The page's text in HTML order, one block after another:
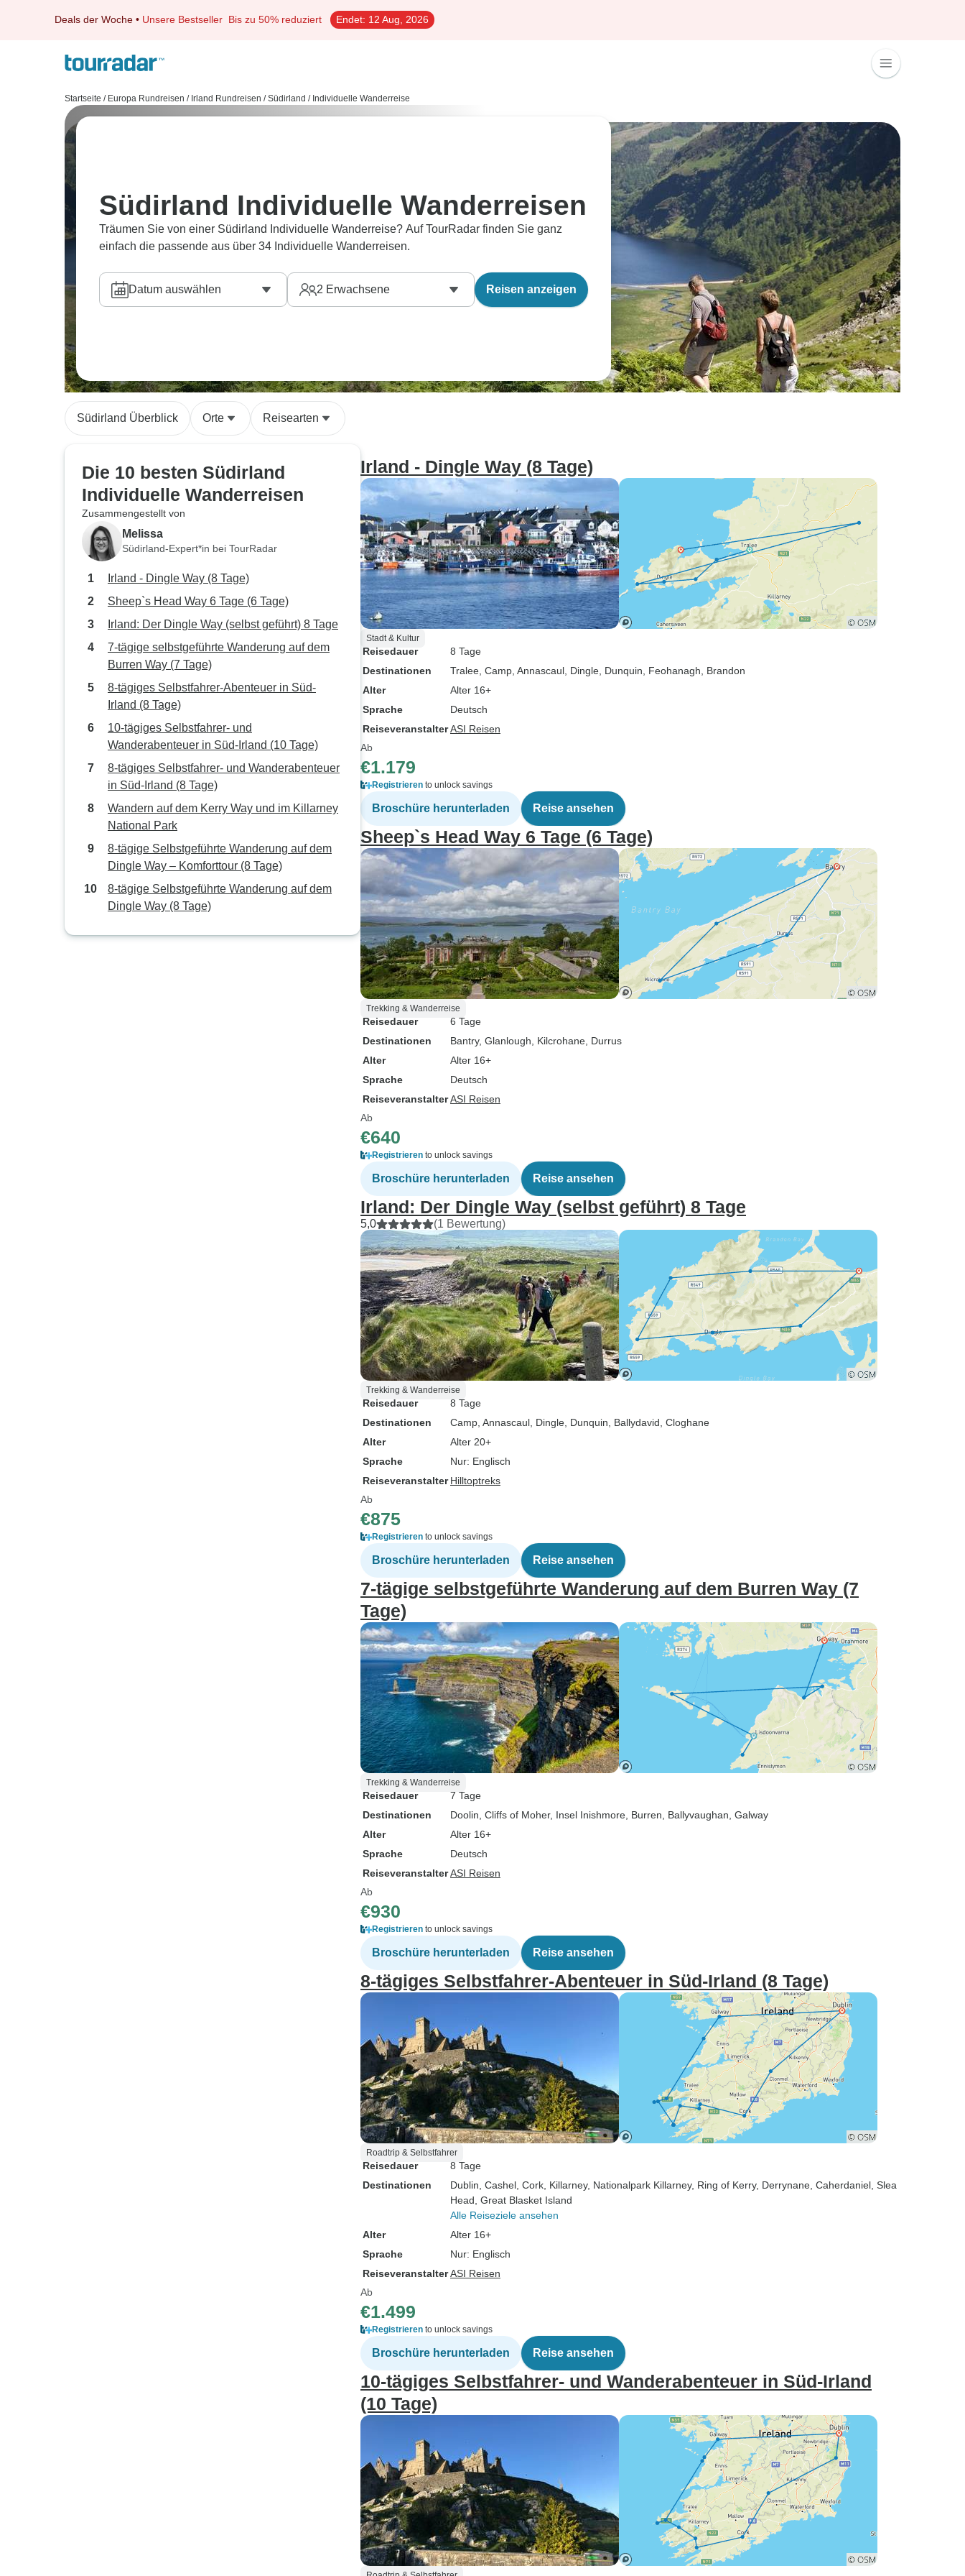
Deals der Woche • Unsere Bestseller Bis zu 50% reduziert Endet: 12 Aug, 2026
Startseite / Europa Rundreisen / Irland Rundreisen / Südirland / Individuelle Wanderreise
Südirland Individuelle Wanderreisen
Träumen Sie von einer Südirland Individuelle Wanderreise? Auf TourRadar finden Sie ganz
einfach die passende aus über 34 Individuelle Wanderreisen.
Datum auswählen 2 Erwachsene Reisen anzeigen
Südirland Überblick Orte Reisearten
Die 10 besten Südirland
Individuelle Wanderreisen
Zusammengestellt von
Melissa
Südirland-Expert*in bei TourRadar
Irland - Dingle Way (8 Tage)
Sheep`s Head Way 6 Tage (6 Tage)
Irland: Der Dingle Way (selbst geführt) 8 Tage
7-tägige selbstgeführte Wanderung auf dem
Burren Way (7 Tage)
8‑tägiges Selbstfahrer-Abenteuer in Süd-
Irland (8 Tage)
10‑tägiges Selbstfahrer- und
Wanderabenteuer in Süd-Irland (10 Tage)
8‑tägiges Selbstfahrer- und Wanderabenteuer
in Süd-Irland (8 Tage)
Wandern auf dem Kerry Way und im Killarney
National Park
8‑tägige Selbstgeführte Wanderung auf dem
Dingle Way – Komforttour (8 Tage)
8‑tägige Selbstgeführte Wanderung auf dem
Dingle Way (8 Tage)
Irland - Dingle Way (8 Tage)
Stadt & Kultur
Reisedauer
8 Tage
Destinationen
Tralee , Camp , Annascaul , Dingle , Dunquin , Feohanagh , Brandon
Alter
Alter 16+
Sprache
Deutsch
ReiseveranstalterASI Reisen
Ab
€1.179
Registrieren to unlock savings
Broschüre herunterladen Reise ansehen
Sheep`s Head Way 6 Tage (6 Tage)
Trekking & Wanderreise
Reisedauer
6 Tage
Destinationen
Bantry, Glanlough , Kilcrohane , Durrus
Alter
Alter 16+
Sprache
Deutsch
ReiseveranstalterASI Reisen
Ab
€640
Registrieren to unlock savings
Broschüre herunterladen Reise ansehen
Irland: Der Dingle Way (selbst geführt) 8 Tage
5,0 (1 Bewertung)
Trekking & Wanderreise
Reisedauer
8 Tage
Destinationen
Camp , Annascaul , Dingle , Dunquin , Ballydavid , Cloghane
Alter
Alter 20+
Sprache
Nur: Englisch
Reiseveranstalter Hilltoptreks
Ab
€875
Registrieren to unlock savings
Broschüre herunterladen Reise ansehen
7-tägige selbstgeführte Wanderung auf dem Burren Way (7
Tage)
Trekking & Wanderreise
Reisedauer
7 Tage
Destinationen
Doolin , Cliffs of Moher, Insel Inishmore , Burren , Ballyvaughan , Galway
Alter
Alter 16+
Sprache
Deutsch
ReiseveranstalterASI Reisen
Ab
€930
Registrieren to unlock savings
Broschüre herunterladen Reise ansehen
8‑tägiges Selbstfahrer-Abenteuer in Süd-Irland (8 Tage)
Roadtrip & Selbstfahrer
Reisedauer
8 Tage
Destinationen
Dublin , Cashel , Cork , Killarney, Nationalpark Killarney, Ring of Kerry, Derrynane , Caherdaniel , Slea
Head , Great Blasket Island
Alle Reiseziele ansehen
Alter
Alter 16+
Sprache
Nur: Englisch
ReiseveranstalterASI Reisen
Ab
€1.499
Registrieren to unlock savings
Broschüre herunterladen Reise ansehen
10‑tägiges Selbstfahrer- und Wanderabenteuer in Süd-Irland
(10 Tage)